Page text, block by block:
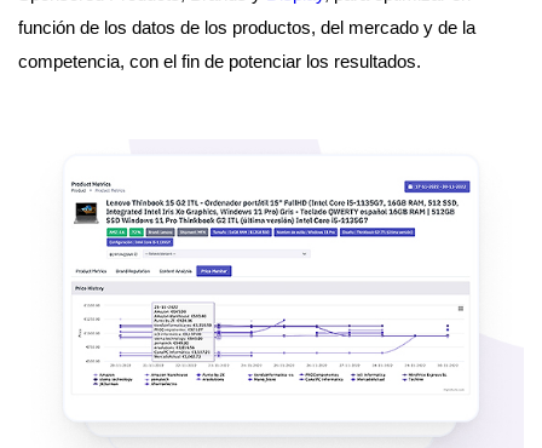
función de los datos de los productos, del mercado y de la
competencia, con el fin de potenciar los resultados.